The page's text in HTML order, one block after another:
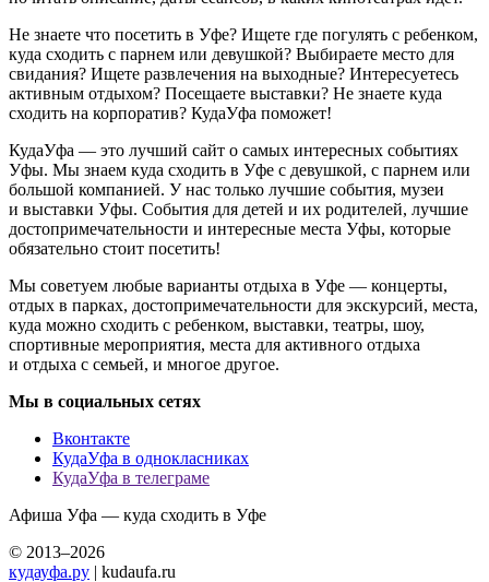
Не знаете что посетить в Уфе? Ищете где погулять с ребенком,
куда сходить с парнем или девушкой? Выбираете место для
свидания? Ищете развлечения на выходные? Интересуетесь
активным отдыхом? Посещаете выставки? Не знаете куда
сходить на корпоратив? КудаУфа поможет!
КудаУфа — это лучший сайт о самых интересных событиях
Уфы. Мы знаем куда сходить в Уфе с девушкой, с парнем или
большой компанией. У нас только лучшие события, музеи
и выставки Уфы. События для детей и их родителей, лучшие
достопримечательности и интересные места Уфы, которые
обязательно стоит посетить!
Мы советуем любые варианты отдыха в Уфе — концерты,
отдых в парках, достопримечательности для экскурсий, места,
куда можно сходить с ребенком, выставки, театры, шоу,
спортивные мероприятия, места для активного отдыха
и отдыха с семьей, и многое другое.
Мы в социальных сетях
Вконтакте
КудаУфа в однокласниках
КудаУфа в телеграме
Афиша Уфа — куда сходить в Уфе
© 2013–2026
кудауфа.ру | kudaufa.ru